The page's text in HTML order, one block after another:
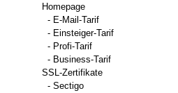
Homepage
- E-Mail-Tarif
- Einsteiger-Tarif
- Profi-Tarif
- Business-Tarif
SSL-Zertifikate
- Sectigo